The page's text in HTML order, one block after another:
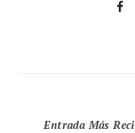
Entrada Más